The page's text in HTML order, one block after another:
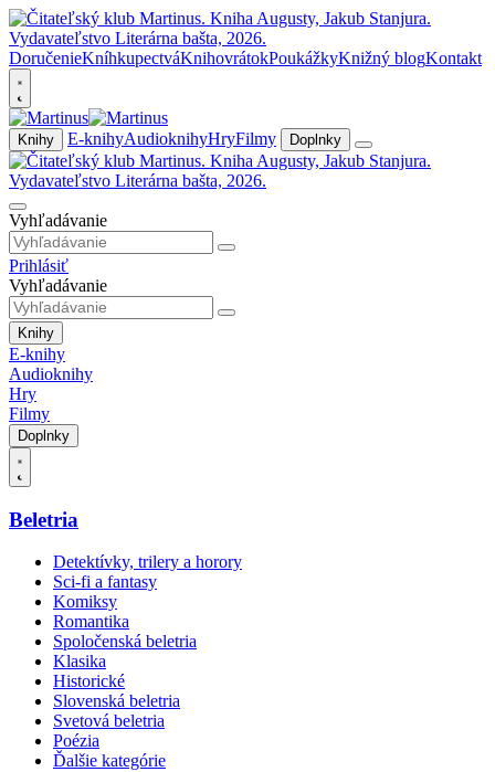
DoručenieKníhkupectváKnihovrátokPoukážkyKnižný blogKontakt
Knihy E-knihyAudioknihyHryFilmy Doplnky
Vyhľadávanie
Prihlásiť
Vyhľadávanie
Knihy
E-knihy
Audioknihy
Hry
Filmy
Doplnky
Beletria
Detektívky, trilery a horory
Sci-fi a fantasy
Komiksy
Romantika
Spoločenská beletria
Klasika
Historické
Slovenská beletria
Svetová beletria
Poézia
Ďalšie kategórie